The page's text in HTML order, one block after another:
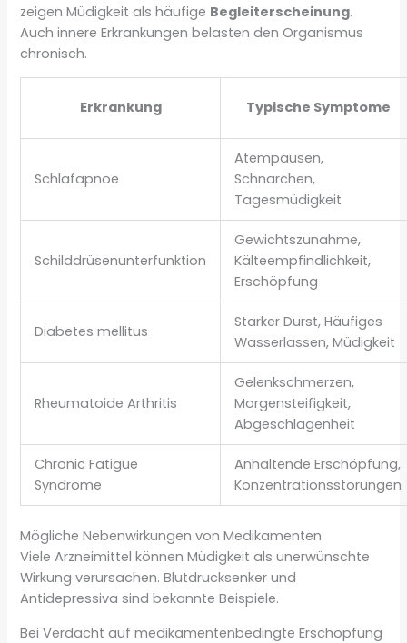
zeigen Müdigkeit als häufige Begleiterscheinung.
Auch innere Erkrankungen belasten den Organismus
chronisch.
Erkrankung Typische Symptome
Schlafapnoe
Atempausen,
Schnarchen,
Tagesmüdigkeit
Schilddrüsenunterfunktion
Gewichtszunahme,
Kälteempfindlichkeit,
Erschöpfung
Diabetes mellitus
Starker Durst, Häufiges
Wasserlassen, Müdigkeit
Rheumatoide Arthritis
Gelenkschmerzen,
Morgensteifigkeit,
Abgeschlagenheit
Chronic Fatigue
Syndrome
Anhaltende Erschöpfung,
Konzentrationsstörungen
Mögliche Nebenwirkungen von Medikamenten
Viele Arzneimittel können Müdigkeit als unerwünschte
Wirkung verursachen. Blutdrucksenker und
Antidepressiva sind bekannte Beispiele.
Bei Verdacht auf medikamentenbedingte Erschöpfung